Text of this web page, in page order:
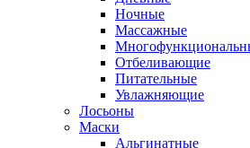
Ночные
Массажные
Отбеливающие
Питательные
Увлажняющие
Лосьоны
Маски
Альгинатные